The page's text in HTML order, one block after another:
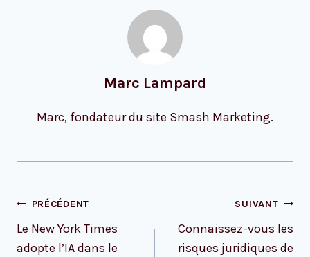
Marc Lampard
Marc, fondateur du site Smash Marketing.
Navigation
l’article
PRÉCÉDENT
Le New York Times
adopte l’IA dans le
SUIVANT
Connaissez-vous les
risques juridiques de